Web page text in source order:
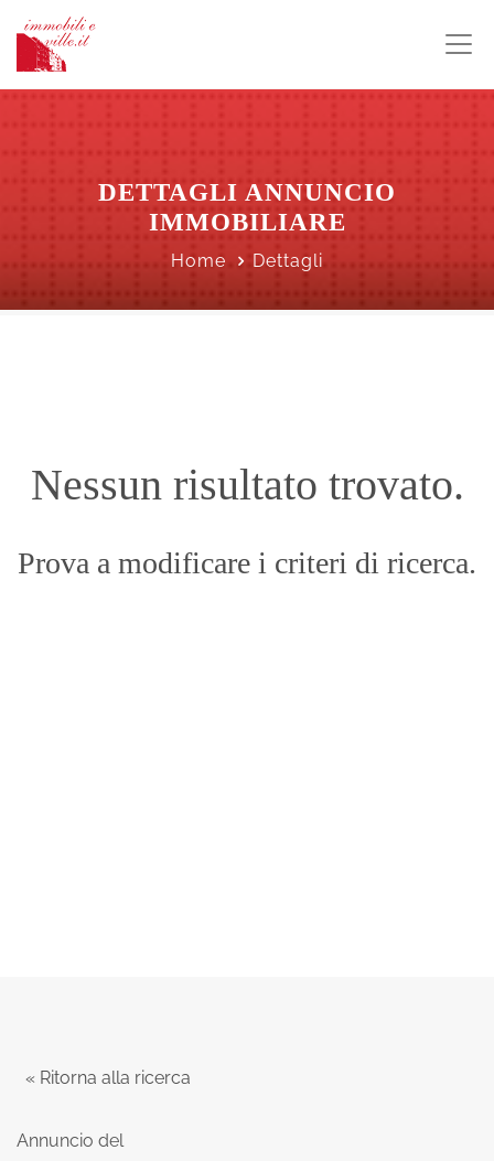
DETTAGLI ANNUNCIO
IMMOBILIARE
Home Dettagli
Nessun risultato trovato.
Prova a modificare i criteri di ricerca.
« Ritorna alla ricerca
Annuncio del